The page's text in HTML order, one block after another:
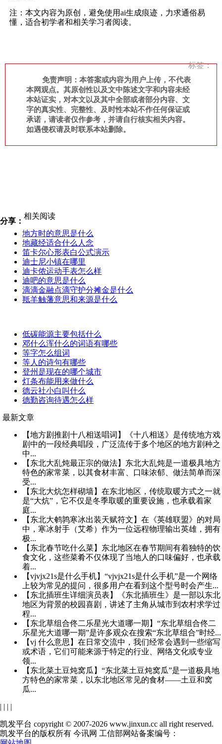
注：本文内容为原创，避免使用ai生成痕迹，力求通俗易
懂，适合初学者和相关学习者阅读。
标签：
免责声明：本答案或内容为用户上传，不代表
本网观点。其原创性以及文中陈述文字和内容未经
本站证实，对本文以及其中全部或者部分内容、文
字的真实性、完整性、及时性本站不作任何保证或
承诺，请读者仅作参考，并请自行核实相关内容。
如遇侵权请及时联系本站删除。
分享：
相关阅读
地方时的意思是什么
地藏经适合什么人念
笛卡尔心形表白公式演示
迪士尼小镇在哪里
迪卡侬运动手表怎么样
迪吧的意思是什么
滴滴金融点滴守护分摊金是什么
羝羊触藩意思和来源是什么
低碳能源主要包括什么
邓什么浑什么的词语有哪些
等字怎么组词
等人的诗句有哪些
登州是现在的哪个城市
灯条布能用来做什么
德云社小白叫什么
德勤咨询待遇怎么样
最新文章
【地方剧推剧十八相送唱词】《十八相送》是传统地方戏
剧中的一段经典唱段，广泛流传于多个地区的地方剧种之
中...
【东北大乱炖最正宗的做法】东北大乱炖是一道极具地方
特色的家常菜，以其食材丰富、口味浓郁、做法简单而深
受...
【东北大炕怎样砌墙】在东北地区，传统取暖方式之一就
是“大炕”，它不仅是冬季取暖的重要设施，也承载着家
庭...
【东北大鹌鹑寒冰出装天赋符文】在《英雄联盟》的对局
中，寒冰射手（艾希）作为一位远程物理输出英雄，拥有
极...
【东北春节吃什么菜】东北地区在春节期间有着独特的饮
食文化，这些菜肴不仅体现了当地人的口味偏好，也承载
着...
【vjvjx21s是什么手机】“vjvjx21s是什么手机”是一个网络
上较为常见的提问，很多用户在看到这个型号时会产生...
【东北插班生详细演员表】《东北插班生》是一部以东北
地区为背景的校园喜剧，讲述了主角从城市到农村求学过
程...
【东北草组合佟二乐星光大道哪一期】“东北草组合佟二
乐星光大道哪一期”是许多观众在搜索“东北草组合”时经...
【vj 什么意思】在日常交流中，我们经常会遇到一些缩写
或术语，它们可能来源于特定的行业、网络文化或专业
领...
【东北菜土豆炖窝瓜】“东北菜土豆炖窝瓜”是一道极具地
方特色的家常菜，以东北地区常见的食材——土豆和窝
瓜...
| | | |
凯发平台 copyright © 2007-2026 www.jinxun.cc all right reserved.
凯发平台的版权所有 今讯网 工信部网站备案编号：